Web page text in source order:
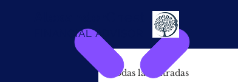
FINANCIAL ADVISOR
Todas las entradas